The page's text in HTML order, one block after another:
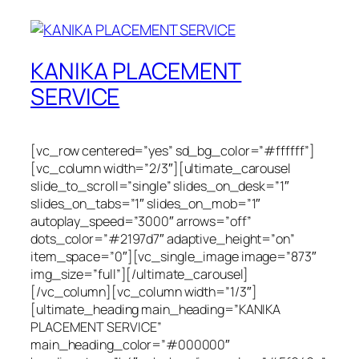
KANIKA PLACEMENT
SERVICE
[vc_row centered=”yes” sd_bg_color=”#ffffff”]
[vc_column width=”2/3″][ultimate_carousel
slide_to_scroll=”single” slides_on_desk=”1″
slides_on_tabs=”1″ slides_on_mob=”1″
autoplay_speed=”3000″ arrows=”off”
dots_color=”#2197d7″ adaptive_height=”on”
item_space=”0″][vc_single_image image=”873″
img_size=”full”][/ultimate_carousel]
[/vc_column][vc_column width=”1/3″]
[ultimate_heading main_heading=”KANIKA
PLACEMENT SERVICE”
main_heading_color=”#000000″